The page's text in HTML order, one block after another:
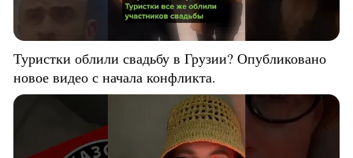
Туристки облили свадьбу в Грузии? Опубликовано
новое видео с начала конфликта.